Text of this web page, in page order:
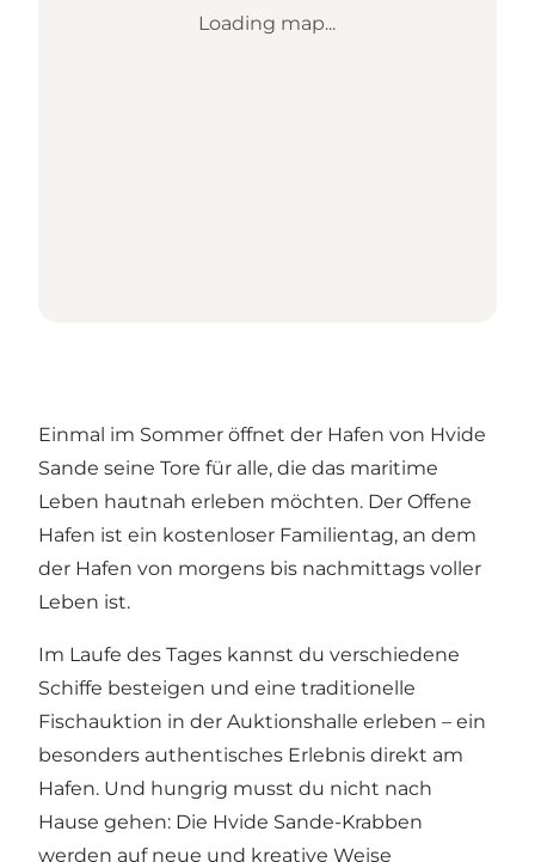
Loading map...
Einmal im Sommer öffnet der Hafen von Hvide
Sande seine Tore für alle, die das maritime
Leben hautnah erleben möchten. Der Offene
Hafen ist ein kostenloser Familientag, an dem
der Hafen von morgens bis nachmittags voller
Leben ist.
Im Laufe des Tages kannst du verschiedene
Schiffe besteigen und eine traditionelle
Fischauktion in der Auktionshalle erleben – ein
besonders authentisches Erlebnis direkt am
Hafen. Und hungrig musst du nicht nach
Hause gehen: Die Hvide Sande-Krabben
werden auf neue und kreative Weise